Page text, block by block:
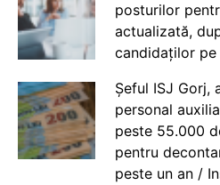
posturilor
actualizată,
candidaților
Șeful ISJ Gorj,
personal
peste 55.000
pentru
peste un an /